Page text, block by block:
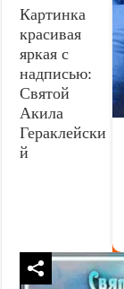
Картинка
красивая
яркая с
надписью:
Святой
Акила
Гераклейски
й